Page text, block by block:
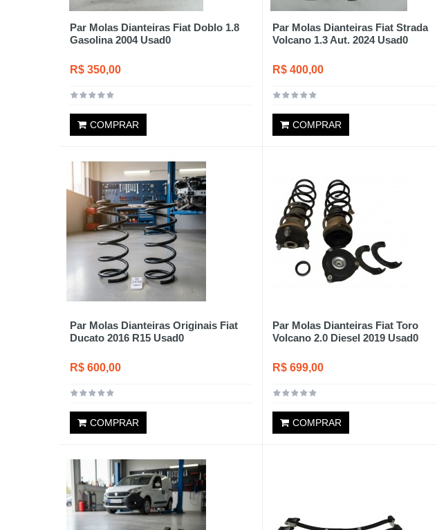
Par Molas Dianteiras Fiat Doblo 1.8
Gasolina 2004 Usad0
R$ 350,00
COMPRAR
Par Molas Dianteiras Fiat Strada
Volcano 1.3 Aut. 2024 Usad0
R$ 400,00
COMPRAR
Par Molas Dianteiras Originais Fiat
Ducato 2016 R15 Usad0
R$ 600,00
COMPRAR
Par Molas Dianteiras Fiat Toro
Volcano 2.0 Diesel 2019 Usad0
R$ 699,00
COMPRAR